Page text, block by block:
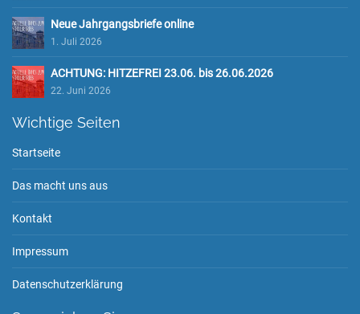
Neue Jahrgangsbriefe online
1. Juli 2026
ACHTUNG: HITZEFREI 23.06. bis 26.06.2026
22. Juni 2026
Wichtige Seiten
Startseite
Das macht uns aus
Kontakt
Impressum
Datenschutzerklärung